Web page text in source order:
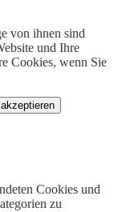
von ihnen sind
und Ihre
Cookies, wenn Sie
Cookies und
zu